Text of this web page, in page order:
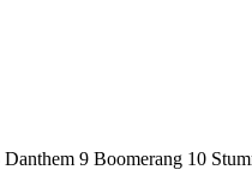
9 Boomerang 10